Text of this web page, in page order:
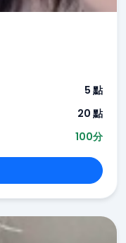
5 點
20 點
100分